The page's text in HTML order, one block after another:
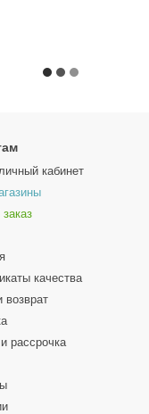
кабинет
качества
рассрочка